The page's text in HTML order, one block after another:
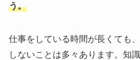
う。
仕事をしている時間が長くても
しないことは多々あります。知